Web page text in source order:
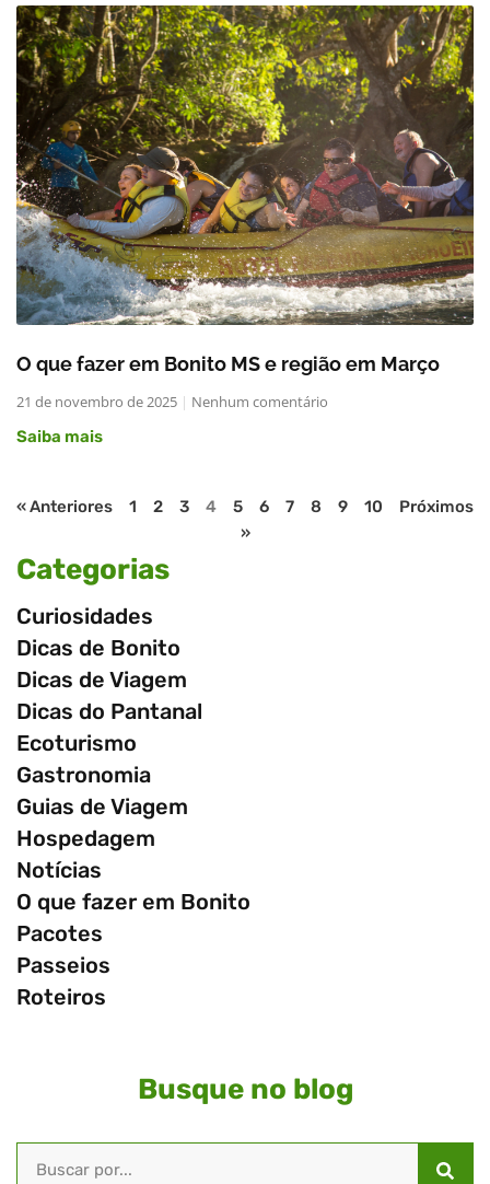
O que fazer em Bonito MS e região em Março
21 de novembro de 2025
Nenhum comentário
Saiba mais
« Anteriores 1 2 3 4 5 6 7 8 9 10
Próximos
»
Categorias
Curiosidades
Dicas de Bonito
Dicas de Viagem
Dicas do Pantanal
Ecoturismo
Gastronomia
Guias de Viagem
Hospedagem
Notícias
O que fazer em Bonito
Pacotes
Passeios
Roteiros
Busque no blog